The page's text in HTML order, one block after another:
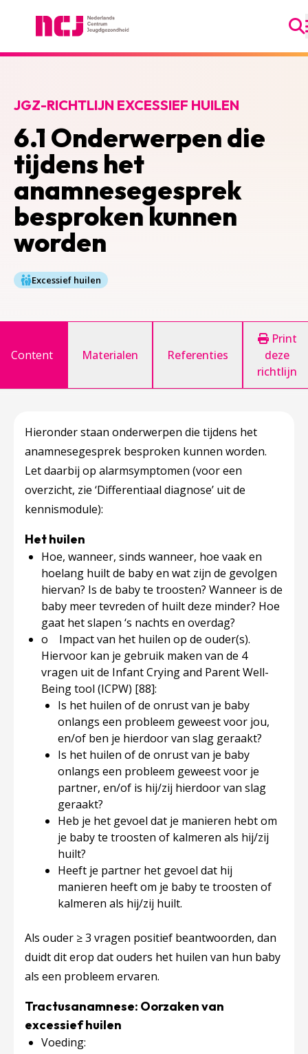
6.1 Onderwerpen die
tijdens het
anamnesegesprek
besproken kunnen
worden
JGZ-RICHTLIJN EXCESSIEF HUILEN
Excessief huilen
Content Materialen Referenties
Print
deze
richtlijn
Hieronder staan onderwerpen die tijdens het
anamnesegesprek besproken kunnen worden.
Let daarbij op alarmsymptomen (voor een
overzicht, zie ‘Differentiaal diagnose’ uit de
kennismodule):
Het huilen
Hoe, wanneer, sinds wanneer, hoe vaak en
hoelang huilt de baby en wat zijn de gevolgen
hiervan? Is de baby te troosten? Wanneer is de
baby meer tevreden of huilt deze minder? Hoe
gaat het slapen ‘s nachts en overdag?
o Impact van het huilen op de ouder(s).
Hiervoor kan je gebruik maken van de 4
vragen uit de Infant Crying and Parent Well-
Being tool (ICPW) [88]:
Is het huilen of de onrust van je baby
onlangs een probleem geweest voor jou,
en/of ben je hierdoor van slag geraakt?
Is het huilen of de onrust van je baby
onlangs een probleem geweest voor je
partner, en/of is hij/zij hierdoor van slag
geraakt?
Heb je het gevoel dat je manieren hebt om
je baby te troosten of kalmeren als hij/zij
huilt?
Heeft je partner het gevoel dat hij
manieren heeft om je baby te troosten of
kalmeren als hij/zij huilt.
Als ouder ≥ 3 vragen positief beantwoorden, dan
duidt dit erop dat ouders het huilen van hun baby
als een probleem ervaren.
Tractusanamnese: Oorzaken van
excessief huilen
Voeding: